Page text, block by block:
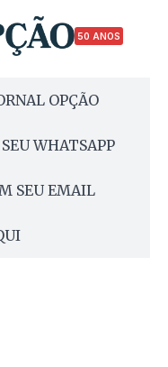
50 ANOS
OPÇÃO
WHATSAPP
SEU EMAIL